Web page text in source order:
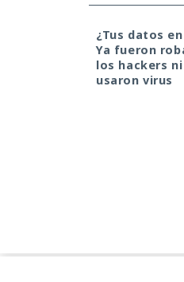
¿Tus datos
Ya fueron
los hackers
usaron virus